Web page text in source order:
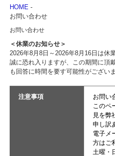
HOME -
お問い合わせ
お問い合わせ
＜休業のお知らせ＞
2026年8月8日～2026年8月16日は休
誠に恐れ入りますが、この期間に頂
も回答に時間を要す可能性がござい
注意事項
お問い
このペ
見を弊
申し訳
電子メ
方はご
土曜・